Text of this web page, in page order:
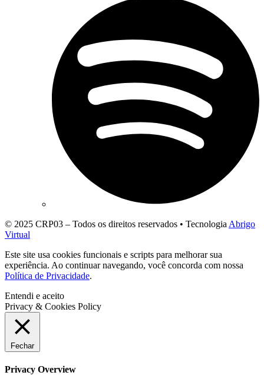
© 2025 CRP03 – Todos os direitos reservados • Tecnologia Abrigo
Virtual
Este site usa cookies funcionais e scripts para melhorar sua
experiência. Ao continuar navegando, você concorda com nossa
Política de Privacidade.
Entendi e aceito
Privacy & Cookies Policy
Fechar
Privacy Overview